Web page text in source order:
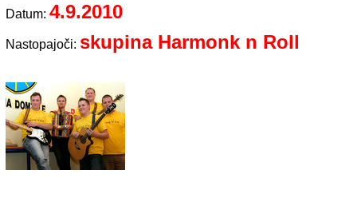
Datum: 4.9.2010
Nastopajoči: skupina Harmonk n Roll